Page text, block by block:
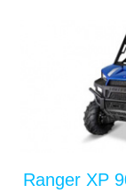
Ranger XP